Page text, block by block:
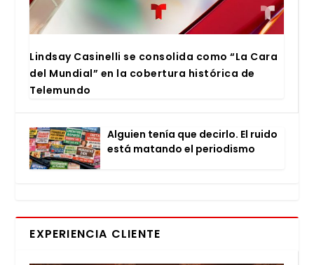
Lind­say Casi­ne­lli se con­so­li­da como “La Cara
del Mun­dial” en la cober­tu­ra his­tó­ri­ca de
Tele­mun­do
Alguien tenía que decir­lo. El rui­do
está matan­do el perio­dis­mo
EXPERIENCIA CLIENTE